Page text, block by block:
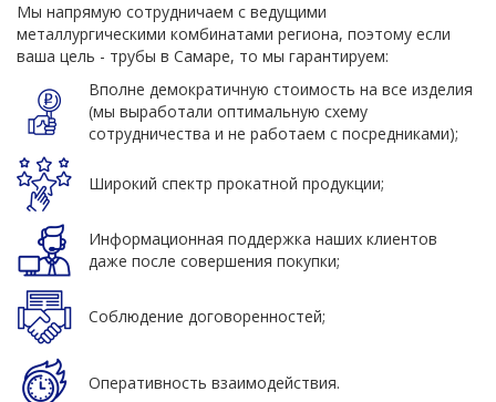
Мы напрямую сотрудничаем с ведущими
металлургическими комбинатами региона, поэтому если
ваша цель - трубы в Самаре, то мы гарантируем:
Вполне демократичную стоимость на все изделия
(мы выработали оптимальную схему
сотрудничества и не работаем с посредниками);
Широкий спектр прокатной продукции;
Информационная поддержка наших клиентов
даже после совершения покупки;
Соблюдение договоренностей;
Оперативность взаимодействия.